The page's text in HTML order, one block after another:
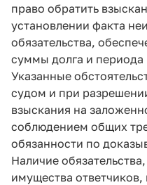
право обратить
установлении факта
обязательства,
суммы долга и периода
Указанные
судом и при
взыскания на
соблюдением общих
обязанности по
Наличие
имущества